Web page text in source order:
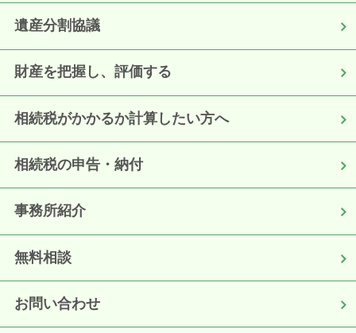
遺産分割協議
財産を把握し、評価する
相続税がかかるか計算したい方へ
相続税の申告・納付
事務所紹介
無料相談
お問い合わせ